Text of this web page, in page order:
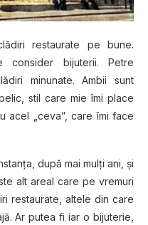
restaurate pe bune.
consider bijuterii. Petre
minunate. Ambii sunt
stil care mie îmi place
acel „ceva”, care îmi face
după mai mulți ani, și
alt areal care pe vremuri
restaurate, altele din care
Ar putea fi iar o bijuterie,